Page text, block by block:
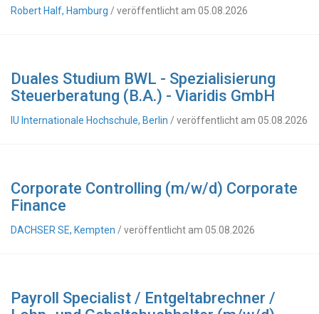
Robert Half, Hamburg / veröffentlicht am 05.08.2026
Duales Studium BWL - Spezialisierung
Steuerberatung (B.A.) - Viaridis GmbH
IU Internationale Hochschule, Berlin / veröffentlicht am 05.08.2026
Corporate Controlling (m/w/d) Corporate
Finance
DACHSER SE, Kempten / veröffentlicht am 05.08.2026
Payroll Specialist / Entgeltabrechner /